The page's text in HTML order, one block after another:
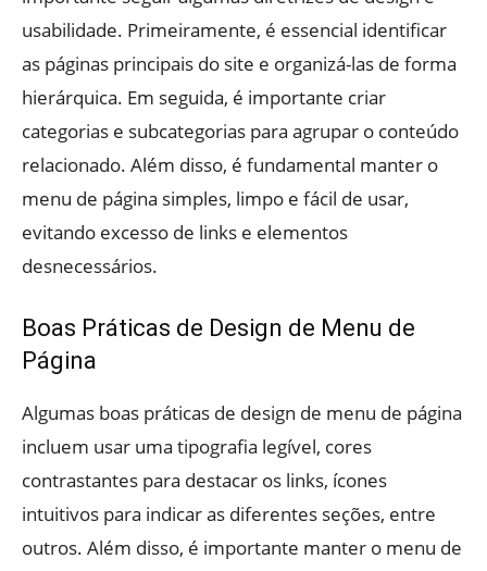
usabilidade. Primeiramente, é essencial identificar
as páginas principais do site e organizá-las de forma
hierárquica. Em seguida, é importante criar
categorias e subcategorias para agrupar o conteúdo
relacionado. Além disso, é fundamental manter o
menu de página simples, limpo e fácil de usar,
evitando excesso de links e elementos
desnecessários.
Boas Práticas de Design de Menu de
Página
Algumas boas práticas de design de menu de página
incluem usar uma tipografia legível, cores
contrastantes para destacar os links, ícones
intuitivos para indicar as diferentes seções, entre
outros. Além disso, é importante manter o menu de